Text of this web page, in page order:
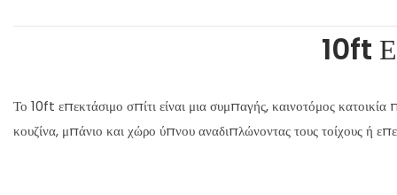
10ft
Το 10ft επεκτάσιμο σπίτι είναι μια συμπαγής, καινοτόμος
κουζίνα, μπάνιο και χώρο ύπνου αναδιπλώνοντας τους τοίχους ή